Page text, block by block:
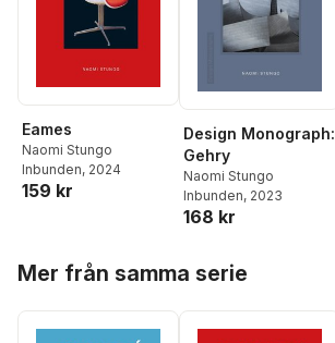
Eames
Naomi Stungo
Inbunden, 2024
159 kr
Design Monograph:
Gehry
Naomi Stungo
Inbunden, 2023
168 kr
Mer från samma serie